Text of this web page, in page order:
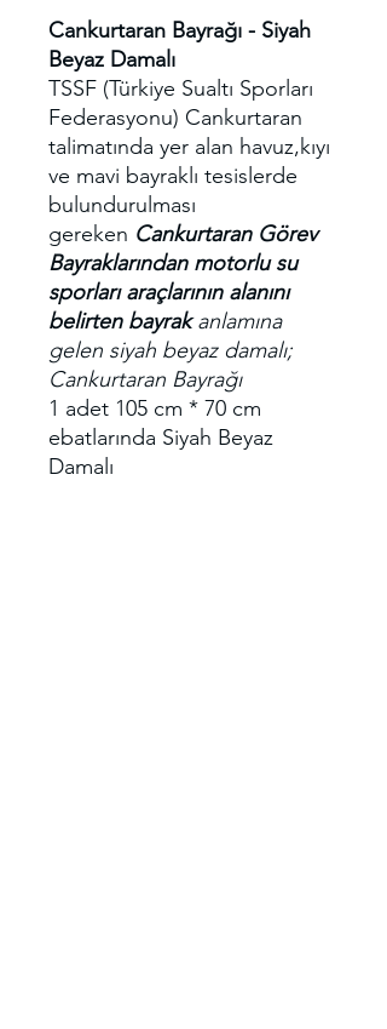
Cankurtaran Bayrağı - Siyah
Beyaz Damalı
TSSF (Türkiye Sualtı Sporları
Federasyonu) Cankurtaran
talimatında yer alan havuz,kıyı
ve mavi bayraklı tesislerde
bulundurulması
gereken Cankurtaran Görev
Bayraklarından motorlu su
sporları araçlarının alanını
belirten bayrakanlamına
gelen siyah beyaz damalı;
Cankurtaran Bayrağı
1 adet 105 cm * 70 cm
ebatlarında Siyah Beyaz
Damalı